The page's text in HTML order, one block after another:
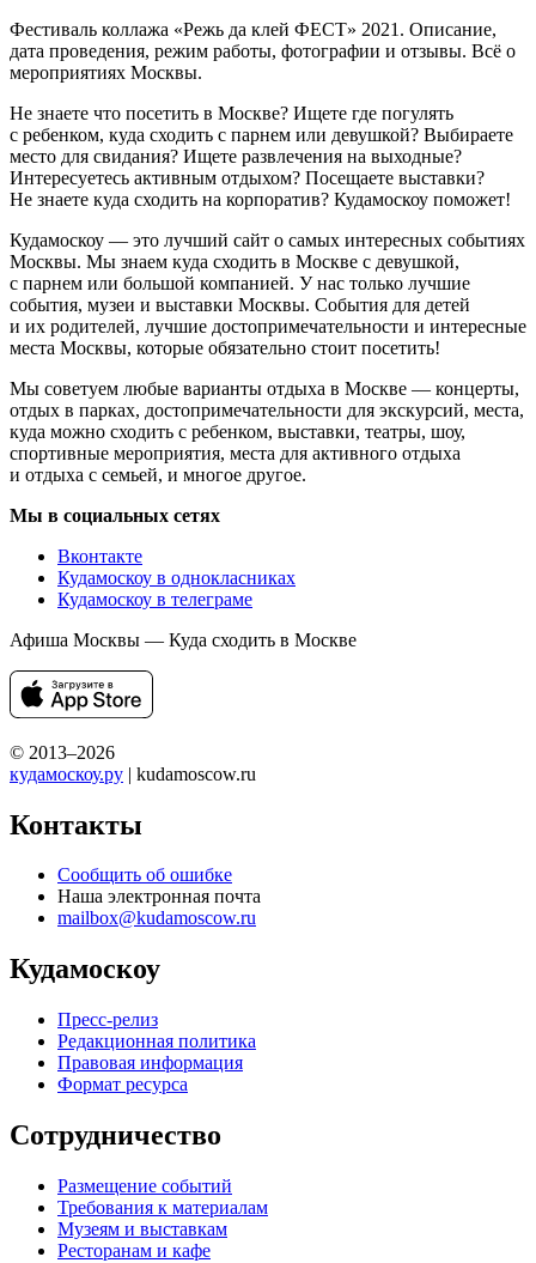
Фестиваль коллажа «Режь да клей ФЕСТ» 2021. Описание,
дата проведения, режим работы, фотографии и отзывы. Всё о
мероприятиях Москвы.
Не знаете что посетить в Москве? Ищете где погулять
с ребенком, куда сходить с парнем или девушкой? Выбираете
место для свидания? Ищете развлечения на выходные?
Интересуетесь активным отдыхом? Посещаете выставки?
Не знаете куда сходить на корпоратив? Кудамоскоу поможет!
Кудамоскоу — это лучший сайт о самых интересных событиях
Москвы. Мы знаем куда сходить в Москве с девушкой,
с парнем или большой компанией. У нас только лучшие
события, музеи и выставки Москвы. События для детей
и их родителей, лучшие достопримечательности и интересные
места Москвы, которые обязательно стоит посетить!
Мы советуем любые варианты отдыха в Москве — концерты,
отдых в парках, достопримечательности для экскурсий, места,
куда можно сходить с ребенком, выставки, театры, шоу,
спортивные мероприятия, места для активного отдыха
и отдыха с семьей, и многое другое.
Мы в социальных сетях
Вконтакте
Кудамоскоу в однокласниках
Кудамоскоу в телеграме
Афиша Москвы — Куда сходить в Москве
© 2013–2026
кудамоскоу.ру | kudamoscow.ru
Контакты
Сообщить об ошибке
Наша электронная почта
mailbox@kudamoscow.ru
Кудамоскоу
Пресс-релиз
Редакционная политика
Правовая информация
Формат ресурса
Сотрудничество
Размещение событий
Требования к материалам
Музеям и выставкам
Ресторанам и кафе